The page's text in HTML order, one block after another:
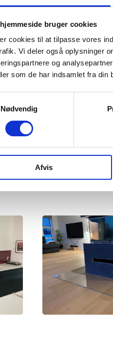
bruger cookies
cookies til at tilpasse vores
Vi deler også oplysninger
og
som de har indsamlet fra din
Nødvendig
Afvis
er vi med
producerer, leverer og
Dermed skal du selv gøre
hylder, spejle, stænkplader
nemt som muligt for dig.